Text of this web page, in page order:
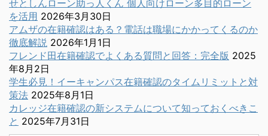
せとしんローン助っ人くん 個人向けローン多目的ローン
を活用 2026年3月30日
アムザの在籍確認はある？電話は職場にかかってくるのか
徹底解説 2026年1月1日
フレンド田在籍確認でよくある質問と回答：完全版 2025
年8月2日
学生必見！イーキャンパス在籍確認のタイムリミットと対
策法 2025年8月1日
カレッジ在籍確認の新システムについて知っておくべきこ
と 2025年7月31日